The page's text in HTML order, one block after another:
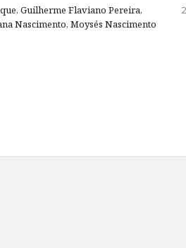
Guilherme Flaviano Pereira,
Nascimento, Moysés Nascimento